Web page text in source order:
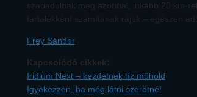
szabadulnak meg azonnal, inkább 20 km-
tartalékként számítanak rájuk – egészen
Frey Sándor
Kapcsolódó cikkek:
Iridium Next – kezdetnek tíz műhold
Igyekezzen, ha még látni szeretné!